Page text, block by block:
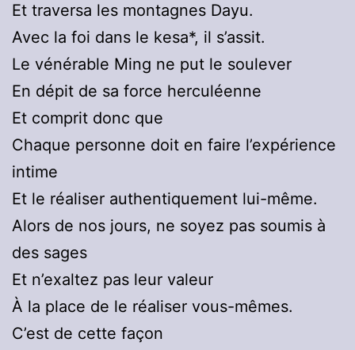
Et traversa les montagnes Dayu.
Avec la foi dans le kesa*, il s’assit.
Le vénérable Ming ne put le soulever
En dépit de sa force herculéenne
Et comprit donc que
Chaque personne doit en faire l’expérience
intime
Et le réaliser authentiquement lui-même.
Alors de nos jours, ne soyez pas soumis à
des sages
Et n’exaltez pas leur valeur
À la place de le réaliser vous-mêmes.
C’est de cette façon